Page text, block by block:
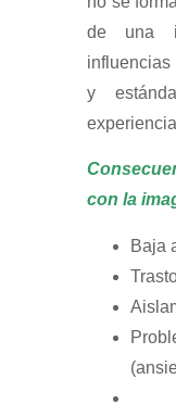
de una
influencias
y
con la
Baja